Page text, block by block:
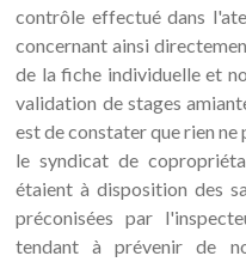
contrôle effectué dans
concernant ainsi
de la fiche individuelle et
validation de stages
est de constater que rien
le syndicat de
étaient à disposition des
préconisées par
tendant à prévenir de